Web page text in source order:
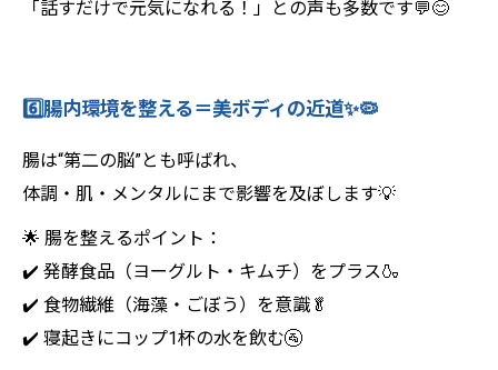
「話すだけで元気になれる！」との声も多数です💬😊
6️⃣腸内環境を整える＝美ボディの近道✨🦠
腸は“第二の脳”とも呼ばれ、
体調・肌・メンタルにまで影響を及ぼします💡
🌟 腸を整えるポイント：
✔️ 発酵食品（ヨーグルト・キムチ）をプラス🍶
✔️ 食物繊維（海藻・ごぼう）を意識🥬
✔️ 寝起きにコップ1杯の水を飲む🚰